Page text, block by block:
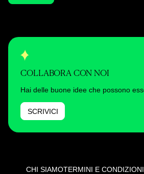
COLLABORA CON NOI
Hai delle buone idee che possono
SCRIVICI
CHI SIAMOTERMINI E CONDIZIONI